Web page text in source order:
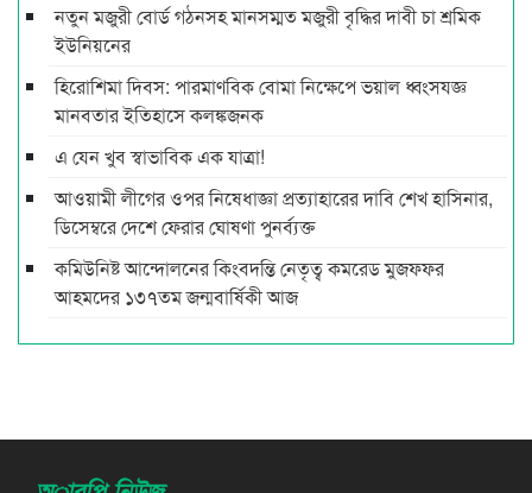
নতুন মজুরী বোর্ড গঠনসহ মানসম্মত মজুরী বৃদ্ধির দাবী চা শ্রমিক
ইউনিয়নের
হিরোশিমা দিবস: পারমাণবিক বোমা নিক্ষেপে ভয়াল ধ্বংসযজ্ঞ
মানবতার ইতিহাসে কলঙ্কজনক
এ যেন খুব স্বাভাবিক এক যাত্রা!
আওয়ামী লীগের ওপর নিষেধাজ্ঞা প্রত্যাহারের দাবি শেখ হাসিনার,
ডিসেম্বরে দেশে ফেরার ঘোষণা পুনর্ব্যক্ত
কমিউনিষ্ট আন্দোলনের কিংবদন্তি নেতৃত্ব কমরেড মুজফ্ফর
আহমদের ১৩৭তম জন্মবার্ষিকী আজ